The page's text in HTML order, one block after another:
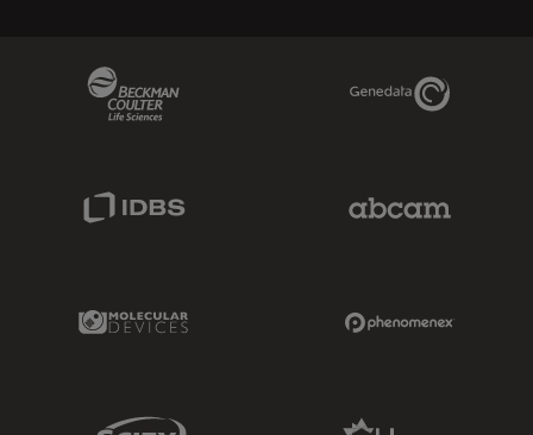
Genedata Link
Molecular Devices Link
Sciex Link